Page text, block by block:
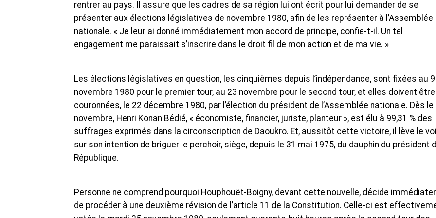
rentrer au pays. Il assure que les cadres de sa région lui ont écrit pour lui demander de se
présenter aux élections législatives de novembre 1980, afin de les représenter à l’Assemblée
nationale. « Je leur ai donné immédiatement mon accord de principe, confie-t-il. Un tel
engagement me paraissait s’inscrire dans le droit fil de mon action et de ma vie. »
Les élections législatives en question, les cinquièmes depuis l’indépendance, sont fixées au 9
novembre 1980 pour le premier tour, au 23 novembre pour le second tour, et elles doivent être
couronnées, le 22 décembre 1980, par l’élection du président de l’Assemblée nationale. Dès le
novembre, Henri Konan Bédié, « économiste, financier, juriste, planteur », est élu à 99,31 % des
suffrages exprimés dans la circonscription de Daoukro. Et, aussitôt cette victoire, il lève le
sur son intention de briguer le perchoir, siège, depuis le 31 mai 1975, du dauphin du président
République.
Personne ne comprend pourquoi Houphouët-Boigny, devant cette nouvelle, décide
de procéder à une deuxième révision de l’article 11 de la Constitution. Celle-ci est